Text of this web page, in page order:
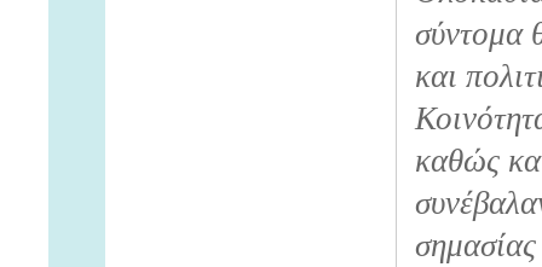
σύντομα
και
καθώς